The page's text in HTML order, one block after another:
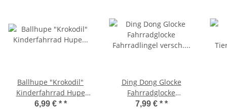
Ballhupe "Krokodil"
Kinderfahrrad Hupe
Tierfigurhupe
6,99 € * *
Ding Dong Glocke
Fahrradglocke
Fahrradlingel versch.
7,99 € * *